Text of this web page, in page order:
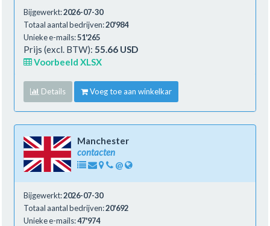
Bijgewerkt:2026-07-30
Totaal aantal bedrijven:20'984
Unieke e-mails:51'265
Prijs (excl. BTW): 55.66 USD
Voorbeeld XLSX
Details Voeg toe aan winkelkar
Manchester
contacten
@
Bijgewerkt:2026-07-30
Totaal aantal bedrijven:20'692
Unieke e-mails:47'974